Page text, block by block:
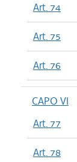
Art. 74
Art. 75
Art. 76
CAPO VI
Art. 77
Art. 78